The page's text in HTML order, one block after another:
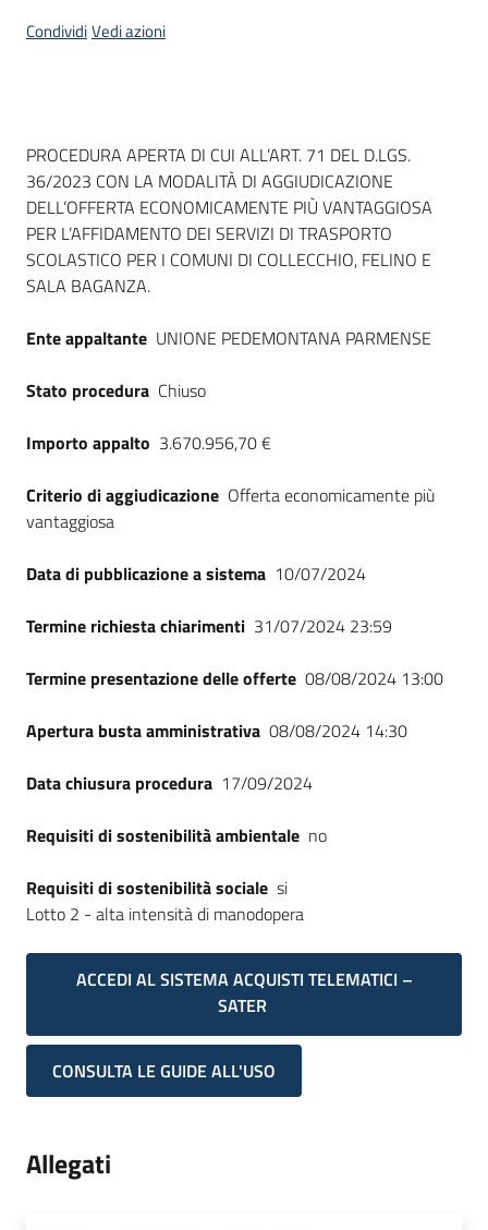
CondividiVedi azioni
Dati del bando
PROCEDURA APERTA DI CUI ALL’ART. 71 DEL D.LGS.
36/2023 CON LA MODALITÀ DI AGGIUDICAZIONE
DELL’OFFERTA ECONOMICAMENTE PIÙ VANTAGGIOSA
PER L’AFFIDAMENTO DEI SERVIZI DI TRASPORTO
SCOLASTICO PER I COMUNI DI COLLECCHIO, FELINO E
SALA BAGANZA.
Ente appaltante UNIONE PEDEMONTANA PARMENSE
Stato procedura Chiuso
Importo appalto 3.670.956,70 €
Criterio di aggiudicazione Offerta economicamente più
vantaggiosa
Data di pubblicazione a sistema 10/07/2024
Termine richiesta chiarimenti 31/07/2024 23:59
Termine presentazione delle offerte 08/08/2024 13:00
Apertura busta amministrativa 08/08/2024 14:30
Data chiusura procedura 17/09/2024
Requisiti di sostenibilità ambientale no
Requisiti di sostenibilità sociale si
Lotto 2 - alta intensità di manodopera
ACCEDI AL SISTEMA ACQUISTI TELEMATICI –
SATER
CONSULTA LE GUIDE ALL'USO
Allegati